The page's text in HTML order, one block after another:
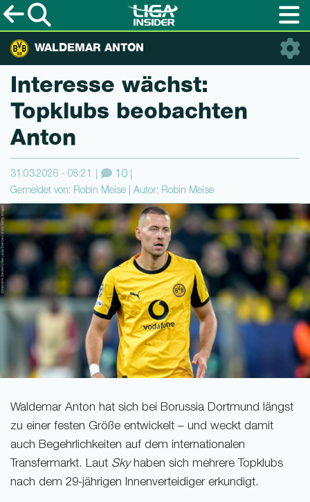
WALDEMAR ANTON
Interesse wächst:
Topklubs beobachten
Anton
31.03.2026 - 08:21 10
Gemeldet von: Robin Meise | Autor: Robin Meise
Waldemar Anton hat sich bei Borussia Dortmund längst
zu einer festen Größe entwickelt – und weckt damit
auch Begehrlichkeiten auf dem internationalen
Transfermarkt. Laut Skyhaben sich mehrere Topklubs
nach dem 29-jährigen Innenverteidiger erkundigt.